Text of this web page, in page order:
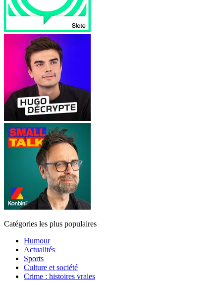
Catégories les plus populaires
Humour
Actualités
Sports
Culture et société
Crime : histoires vraies